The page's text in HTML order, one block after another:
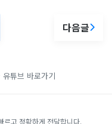
다음글
유튜브 바로가기
고 정확하게 전달합니다.